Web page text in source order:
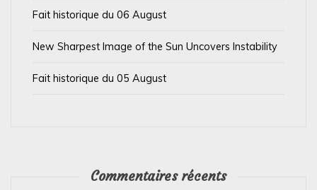
Fait historique du 06 August
New Sharpest Image of the Sun Uncovers Instability
Fait historique du 05 August
Commentaires récents